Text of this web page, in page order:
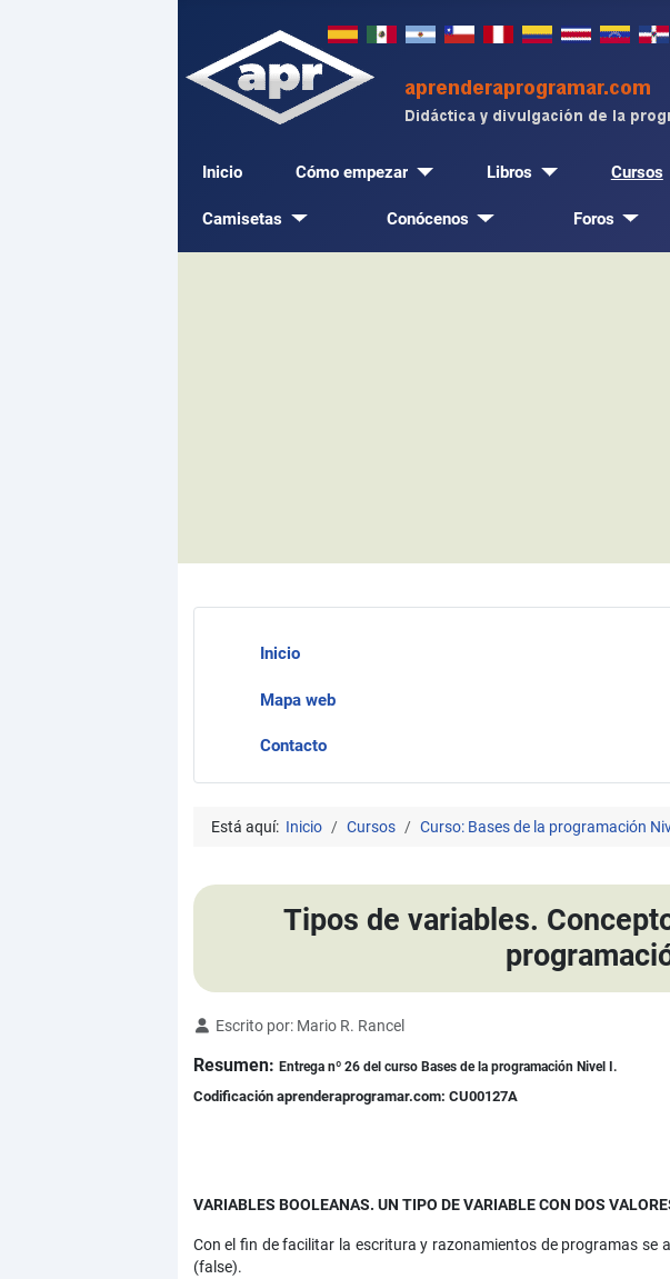
Inicio Cómo empezar Libros Cursos
Camisetas Conócenos Foros
Inicio
Mapa web
Contacto
Está aquí: Inicio Cursos Curso: Bases de la programación
Tipos de variables.
Detalles
Escrito por: Mario R. Rancel
Resumen: Entrega nº 26 del curso Bases de la programación Nivel I.
Codificación aprenderaprogramar.com: CU00127A
VARIABLES BOOLEANAS. UN TIPO DE VARIABLE CON DOS
Con el fin de facilitar la escritura y razonamientos de programas se
(false).